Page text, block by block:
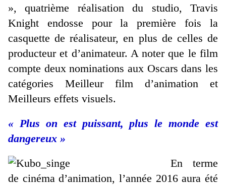
», quatrième réalisation du studio, Travis
Knight endosse pour la première fois la
casquette de réalisateur, en plus de celles de
producteur et d’animateur. A noter que le film
compte deux nominations aux Oscars dans les
catégories Meilleur film d’animation et
Meilleurs effets visuels.
« Plus on est puissant, plus le monde est
dangereux »
En terme
de cinéma d’animation, l’année 2016 aura été